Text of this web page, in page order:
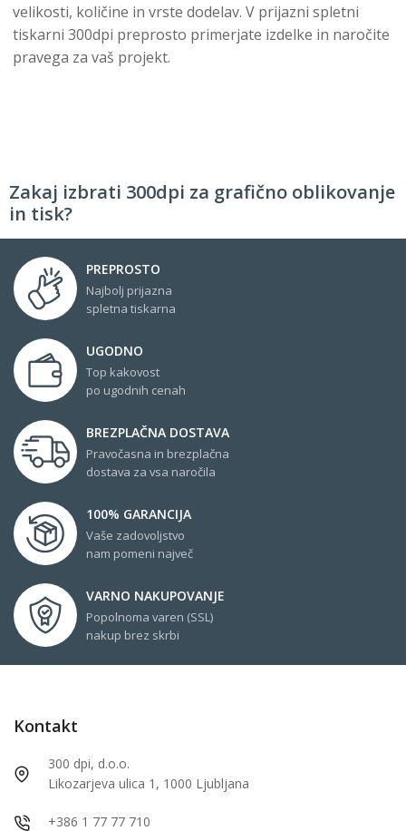
velikosti, količine in vrste dodelav. V prijazni spletni
tiskarni 300dpi preprosto primerjate izdelke in naročite
pravega za vaš projekt.
Zakaj izbrati 300dpi za grafično oblikovanje
in tisk?
PREPROSTO
Najbolj prijazna
spletna tiskarna
UGODNO
Top kakovost
po ugodnih cenah
BREZPLAČNA DOSTAVA
Pravočasna in brezplačna
dostava za vsa naročila
100% GARANCIJA
Vaše zadovoljstvo
nam pomeni največ
VARNO NAKUPOVANJE
Popolnoma varen (SSL)
nakup brez skrbi
Kontakt
300 dpi, d.o.o.
Likozarjeva ulica 1, 1000 Ljubljana
+386 1 77 77 710